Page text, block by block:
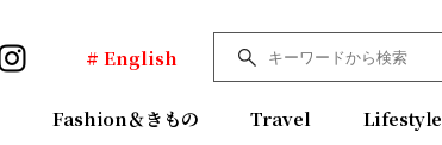
# English
Fashion＆きもの Travel Lifestyle